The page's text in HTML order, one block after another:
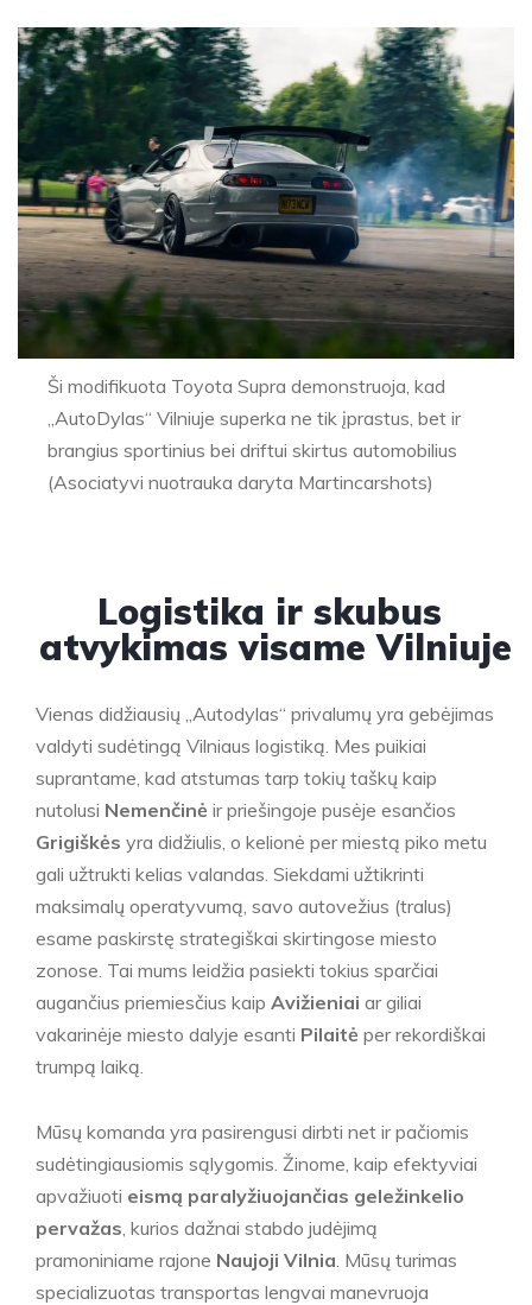
Logistika ir skubus
atvykimas visame Vilniuje
Vienas didžiausių „Autodylas“ privalumų yra gebėjimas
valdyti sudėtingą Vilniaus logistiką. Mes puikiai
suprantame, kad atstumas tarp tokių taškų kaip
nutolusi Nemenčinė ir priešingoje pusėje esančios
Grigiškės yra didžiulis, o kelionė per miestą piko metu
gali užtrukti kelias valandas. Siekdami užtikrinti
maksimalų operatyvumą, savo autovežius (tralus)
esame paskirstę strategiškai skirtingose miesto
zonose. Tai mums leidžia pasiekti tokius sparčiai
augančius priemiesčius kaip Avižieniai ar giliai
vakarinėje miesto dalyje esanti Pilaitė per rekordiškai
trumpą laiką.
Mūsų komanda yra pasirengusi dirbti net ir pačiomis
sudėtingiausiomis sąlygomis. Žinome, kaip efektyviai
apvažiuoti eismą paralyžiuojančias geležinkelio
pervažas , kurios dažnai stabdo judėjimą
pramoniniame rajone Naujoji Vilnia . Mūsų turimas
specializuotas transportas lengvai manevruoja
Ši modifikuota Toyota Supra demonstruoja, kad
„AutoDylas“ Vilniuje superka ne tik įprastus, bet ir
brangius sportinius bei driftui skirtus automobilius
(Asociatyvi nuotrauka daryta Martincarshots)